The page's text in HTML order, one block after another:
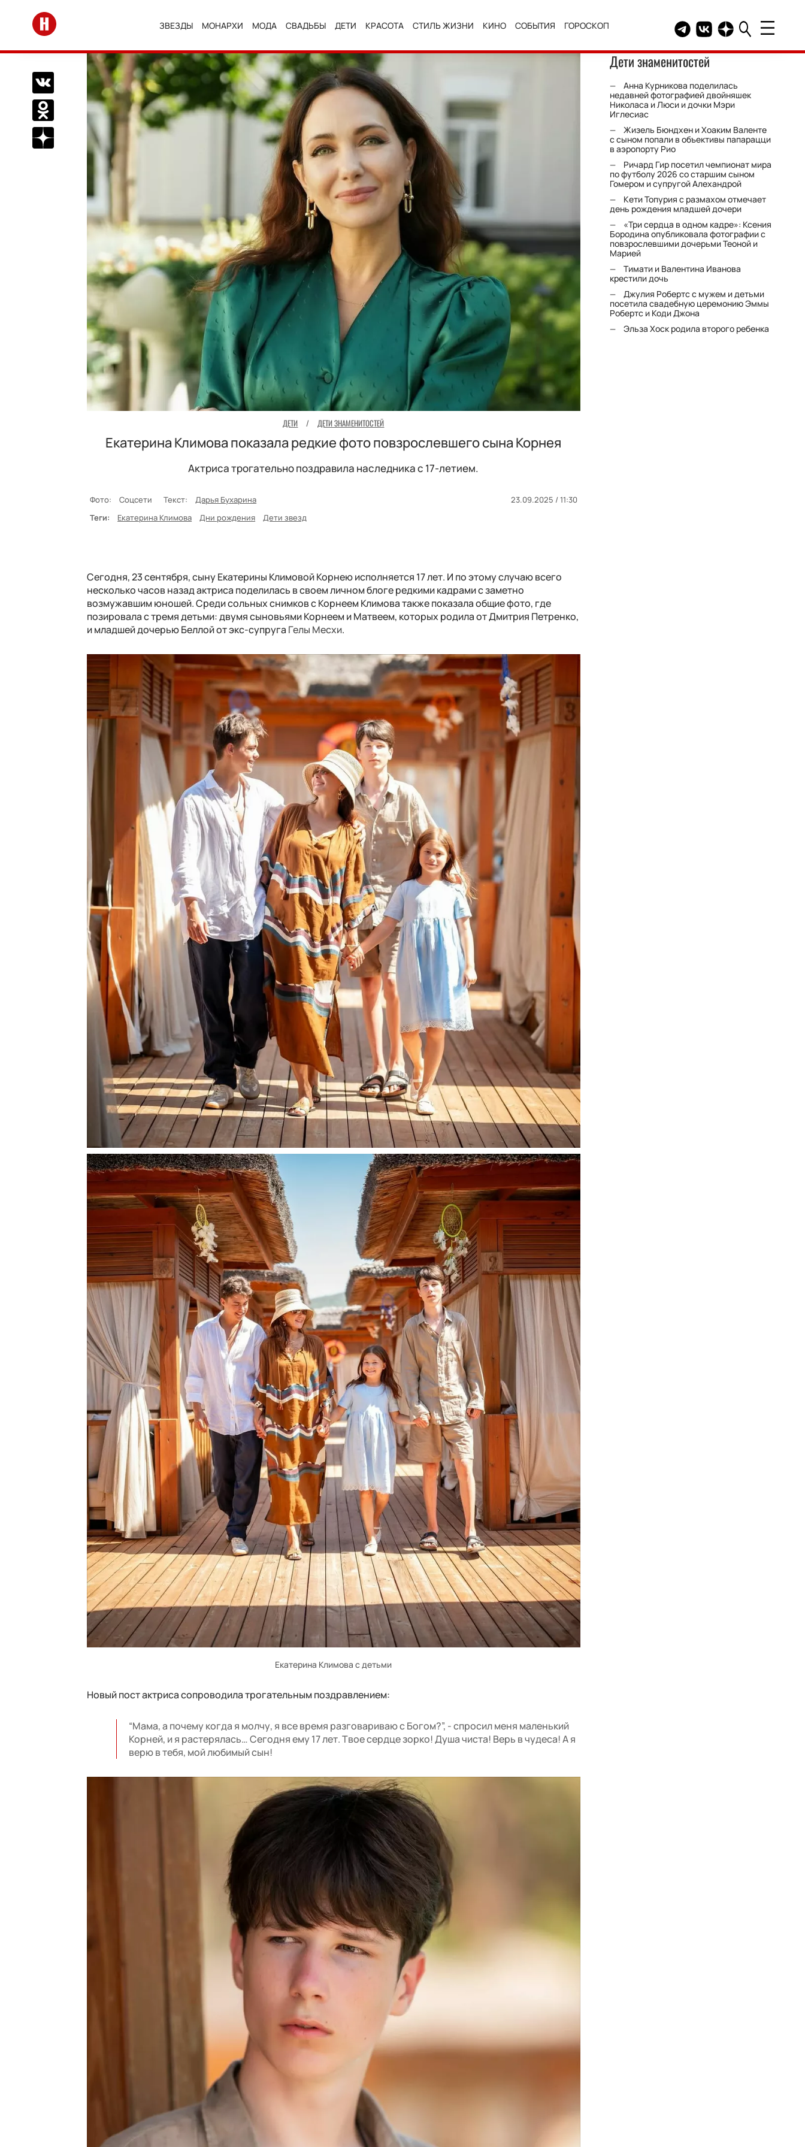
Перейти на главную
ЗВЕЗДЫ МОНАРХИ МОДА СВАДЬБЫ ДЕТИ КРАСОТА СТИЛЬ ЖИЗНИ КИНО СОБЫТИЯ ГОРОСКОП Telegram канал HELLO
Группа HELLO
Канал HELLO в
Поделиться Вконтакте
Поделиться в Одноклассниках
Подписаться на нас в Дзен
ДЕТИ / ДЕТИ ЗНАМЕНИТОСТЕЙ
Екатерина Климова показала редкие фото повзрослевшего сына Корнея
Актриса трогательно поздравила наследника с 17-летием.
Фото: Соцсети Текст: Дарья Бухарина
23.09.2025 / 11:30
Теги:
Екатерина Климова Дни рождения Дети звезд
Сегодня, 23 сентября, сыну Екатерины Климовой Корнею исполняется 17 лет. И по этому случаю всего
несколько часов назад актриса поделилась в своем личном блоге редкими кадрами с заметно
возмужавшим юношей. Среди сольных снимков с Корнеем Климова также показала общие фото, где
позировала с тремя детьми: двумя сыновьями Корнеем и Матвеем, которых родила от Дмитрия Петренко,
и младшей дочерью Беллой от экс-супруга Гелы Месхи.
Екатерина Климова с детьми
Новый пост актриса сопроводила трогательным поздравлением:
“Мама, а почему когда я молчу, я все время разговариваю с Богом?”, - спросил меня маленький
Корней, и я растерялась… Сегодня ему 17 лет. Твое сердце зорко! Душа чиста! Верь в чудеса! А я
верю в тебя, мой любимый сын!
Дети знаменитостей
Анна Курникова поделилась
недавней фотографией двойняшек
Николаса и Люси и дочки Мэри
Иглесиас
Жизель Бюндхен и Хоаким Валенте
с сыном попали в объективы папарацци
в аэропорту Рио
Ричард Гир посетил чемпионат мира
по футболу 2026 со старшим сыном
Гомером и супругой Алехандрой
Кети Топурия с размахом отмечает
день рождения младшей дочери
«Три сердца в одном кадре»: Ксения
Бородина опубликовала фотографии с
повзрослевшими дочерьми Теоной и
Марией
Тимати и Валентина Иванова
крестили дочь
Джулия Робертс с мужем и детьми
посетила свадебную церемонию Эммы
Робертс и Коди Джона
Эльза Хоск родила второго ребенка